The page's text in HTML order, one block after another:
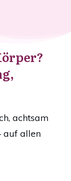
achtsam
auf allen